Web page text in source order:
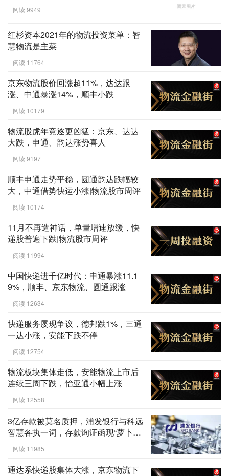
阅读 9949
红杉资本2021年的物流投资菜单：智
慧物流是主菜
阅读 11764
京东物流股价回涨超11%，达达跟
涨、中通暴涨14%，顺丰小跌
阅读 10179
物流股虎年竞逐更凶猛：京东、达达
大跌，申通、韵达涨势喜人
阅读 9197
顺丰申通走势平稳，圆通韵达跌幅较
大，中通借势快运小涨|物流股市周评
阅读 10174
11月不再造神话，单量增速放缓，快
递股普遍下跌|物流股市周评
阅读 11994
中国快递进千亿时代：申通暴涨11.1
9%，顺丰、京东物流、圆通跟涨
阅读 12634
快递服务屡现争议，德邦跌1%，三通
一达小涨，安能下跌不停
阅读 12754
物流板块集体走低，安能物流上市后
连续三周下跌，怡亚通小幅上涨
阅读 12558
3亿存款被莫名质押，浦发银行与科远
智慧各执一词，存款询证函现“萝卜
阅读 11985
通达系快递股集体大涨，京东物流下